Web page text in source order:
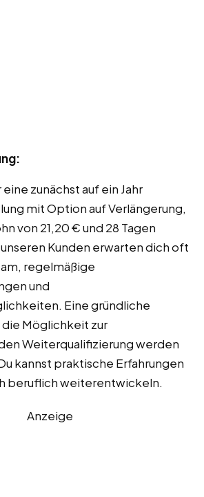
zunächst auf ein Jahr
mit Option auf Verlängerung,
von 21,20 € und 28 Tagen
Kunden erwarten dich oft
regelmäßige
und
Eine gründliche
Möglichkeit zur
Weiterqualifizierung werden
kannst praktische Erfahrungen
beruflich weiterentwickeln.
Anzeige